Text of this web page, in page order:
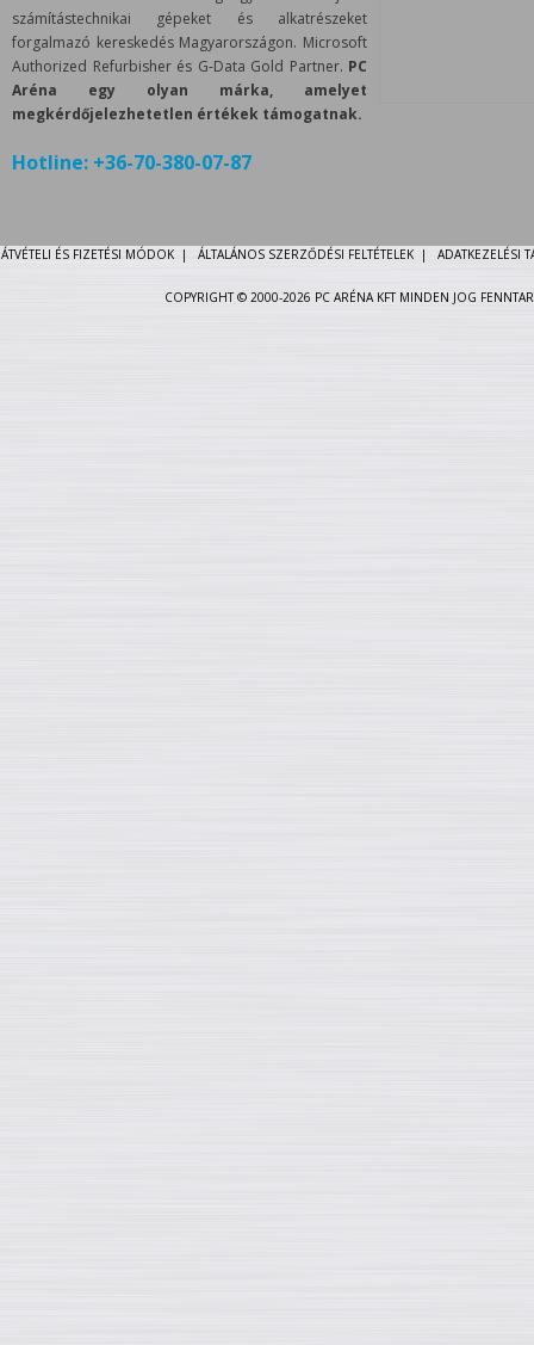
számítástechnikai gépeket és alkatrészeket
forgalmazó kereskedés Magyarországon. Microsoft
Authorized Refurbisher és G-Data Gold Partner. PC
Aréna egy olyan márka, amelyet
megkérdőjelezhetetlen értékek támogatnak.
Hotline: +36-70-380-07-87
ÁTVÉTELI ÉS FIZETÉSI MÓDOK| ÁLTALÁNOS SZERZŐDÉSI FELTÉTELEK| ADATKEZELÉSI
COPYRIGHT © 2000-2026 PC ARÉNA KFT MINDEN JOG